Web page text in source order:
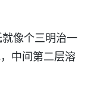
像个三明治一
中间第二层溶